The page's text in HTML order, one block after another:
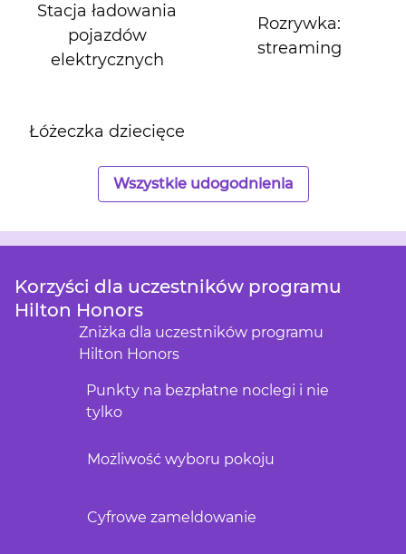
Stacja ładowania
pojazdów
elektrycznych
Rozrywka:
streaming
Łóżeczka dziecięce
Wszystkie udogodnienia
Korzyści dla uczestników programu
Hilton Honors
Zniżka dla uczestników programu
Hilton Honors
Punkty na bezpłatne noclegi i nie
tylko
Możliwość wyboru pokoju
Cyfrowe zameldowanie